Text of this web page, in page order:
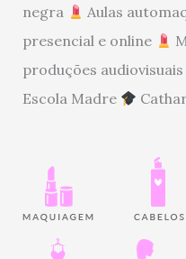
negra
Aulas
presencial e online
produções audiovisuais
Escola Madre